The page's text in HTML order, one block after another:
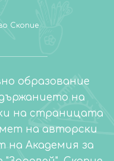
Скопие
образование
на
на страницата
на авторски
на Академия за